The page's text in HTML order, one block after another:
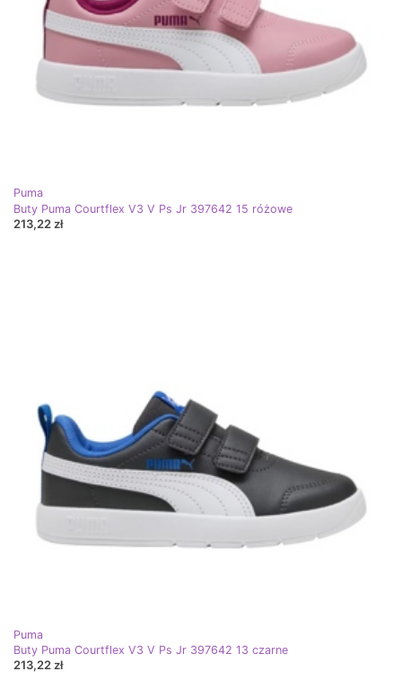
Puma
Buty Puma Courtflex V3 V Ps Jr 397642 15 różowe
213,22 zł
Puma
Buty Puma Courtflex V3 V Ps Jr 397642 13 czarne
213,22 zł